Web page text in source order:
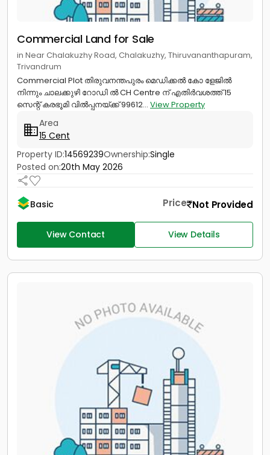
Commercial Land for Sale
in Near Chalakuzhy Road, Chalakuzhy, Thiruvananthapuram,
Trivandrum
Commercial Plot തിരുവനന്തപുരം മെഡിക്കൽ കോ ളേജിൽ
നിന്നും ചാലക്കുഴി റോഡി ൽ CH Centre ന് എതിർവശത്ത് 15
സെന്റ് കരഭൂമി വിൽപ്പനയ്ക്ക് 99612... View Property
Area
15 Cent
Property ID:14569239Ownership:Single
Posted on:20th May 2026
Basic Price Not Provided
View Contact View Details